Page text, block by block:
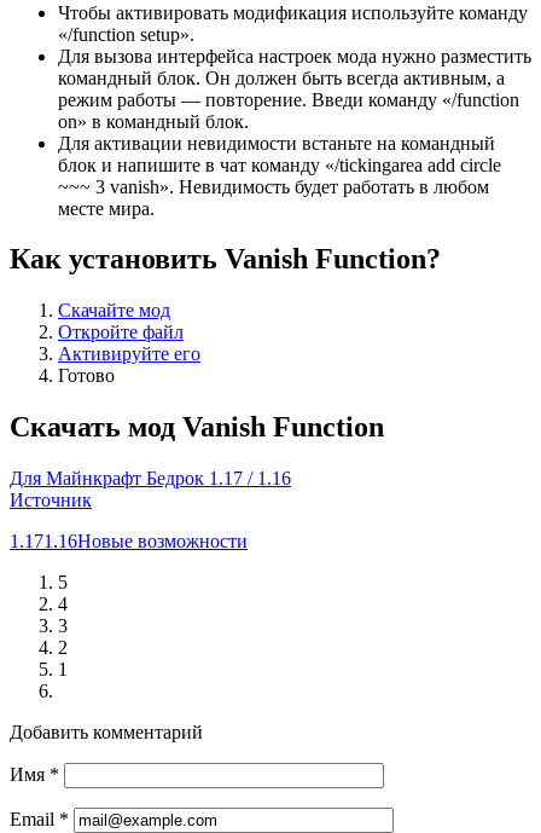
Чтобы активировать модификация используйте команду
«/function setup».
Для вызова интерфейса настроек мода нужно разместить
командный блок. Он должен быть всегда активным, а
режим работы — повторение. Введи команду «/function
on» в командный блок.
Для активации невидимости встаньте на командный
блок и напишите в чат команду «/tickingarea add circle
~~~ 3 vanish». Невидимость будет работать в любом
месте мира.
Как установить Vanish Function?
Скачайте мод
Откройте файл
Активируйте его
Готово
Скачать мод Vanish Function
Для Майнкрафт Бедрок 1.17 / 1.16
Источник
1.171.16Новые возможности
5
4
3
2
1
Добавить комментарий
Имя *
Email *